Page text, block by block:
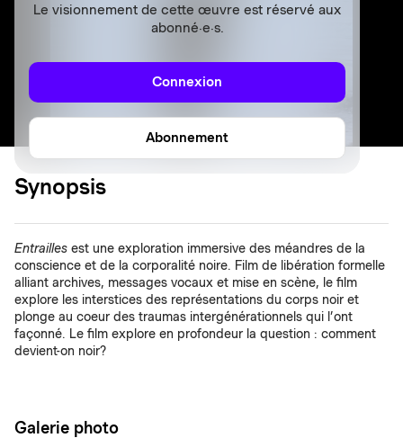
Le visionnement de cette œuvre est réservé aux
abonné·e·s.
Connexion
Abonnement
Synopsis
Entrailles est une exploration immersive des méandres de la
conscience et de la corporalité noire. Film de libération formelle
alliant archives, messages vocaux et mise en scène, le film
explore les interstices des représentations du corps noir et
plonge au coeur des traumas intergénérationnels qui l’ont
façonné. Le film explore en profondeur la question : comment
devient-on noir?
Galerie photo